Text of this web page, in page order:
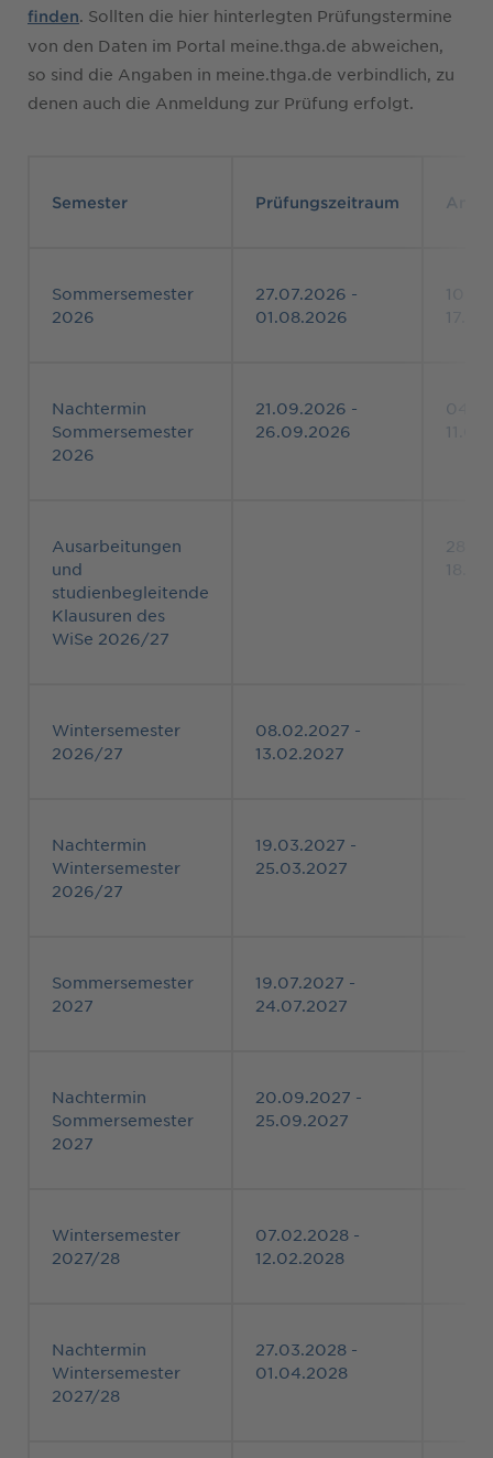
finden. Sollten die hier hinterlegten Prüfungstermine
von den Daten im Portal meine.thga.de abweichen,
so sind die Angaben in meine.thga.de verbindlich, zu
denen auch die Anmeldung zur Prüfung erfolgt.
Semester Prüfungszeitraum
Sommersemester
2026
27.07.2026 -
01.08.2026
Nachtermin
Sommersemester
2026
21.09.2026 -
26.09.2026
Ausarbeitungen
und
studienbegleitende
Klausuren des
WiSe 2026/27
Wintersemester
2026/27
08.02.2027 -
13.02.2027
Nachtermin
Wintersemester
2026/27
19.03.2027 -
25.03.2027
Sommersemester
2027
19.07.2027 -
24.07.2027
Nachtermin
Sommersemester
2027
20.09.2027 -
25.09.2027
Wintersemester
2027/28
07.02.2028 -
12.02.2028
Nachtermin
Wintersemester
2027/28
27.03.2028 -
01.04.2028